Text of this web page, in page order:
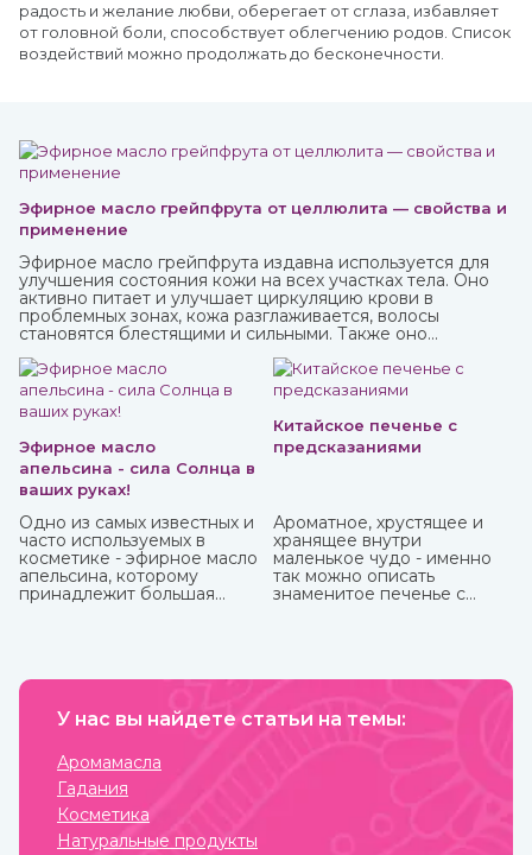
радость и желание любви, оберегает от сглаза, избавляет
от головной боли, способствует облегчению родов. Список
воздействий можно продолжать до бесконечности.
Эфирное масло грейпфрута от целлюлита — свойства и
применение
Эфирное масло грейпфрута издавна используется для
улучшения состояния кожи на всех участках тела. Оно
активно питает и улучшает циркуляцию крови в
проблемных зонах, кожа разглаживается, волосы
становятся блестящими и сильными. Также оно
жизненными силами.
Эфирное масло
апельсина - сила Солнца в
ваших руках!
Одно из самых известных и
часто используемых в
косметике - эфирное масло
апельсина, которому
принадлежит большая
получения. Это яркий,
который подарит вам
Китайское печенье с
предсказаниями
Ароматное, хрустящее и
хранящее внутри
маленькое чудо - именно
так можно описать
знаменитое печенье с
У нас вы найдете статьи на темы:
Аромамасла
Гадания
Косметика
Натуральные продукты